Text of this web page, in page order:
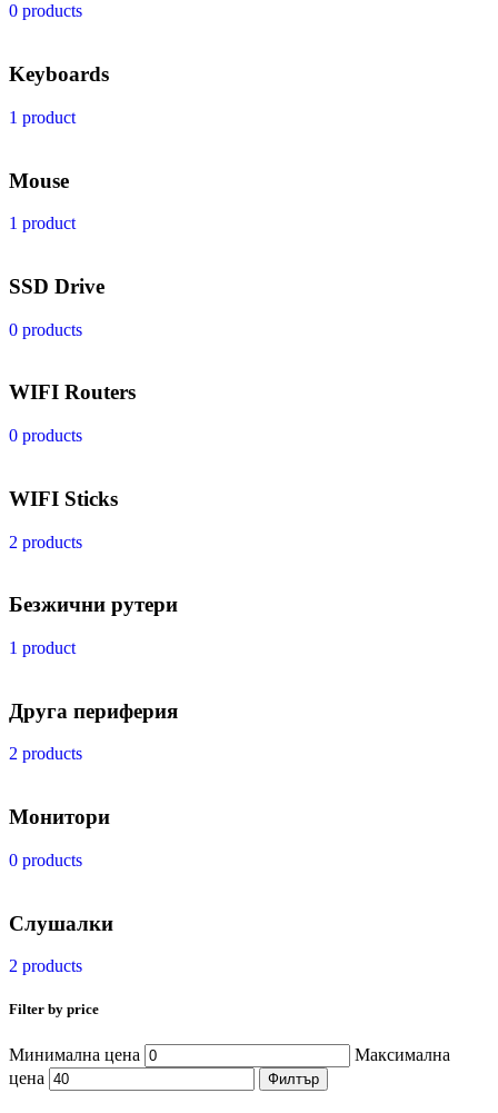
0 products
Keyboards
1 product
Mouse
1 product
SSD Drive
0 products
WIFI Routers
0 products
WIFI Sticks
2 products
Безжични рутери
1 product
Друга периферия
2 products
Монитори
0 products
Слушалки
2 products
Filter by price
Минимална цена
Максимална
цена
Филтър